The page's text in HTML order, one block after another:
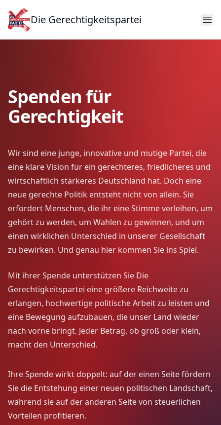
Die Gerechtigkeitspartei
Spenden für
Gerechtigkeit
Wir sind eine junge, innovative und mutige Partei, die
eine klare Vision für ein gerechteres, friedlicheres und
wirtschaftlich stärkeres Deutschland hat. Doch eine
neue gerechte Politik entsteht nicht von allein. Sie
erfordert Menschen, die ihr eine Stimme verleihen, um
gehört zu werden, um Wahlen zu gewinnen, und um
einen wirklichen Unterschied in unserer Gesellschaft
zu bewirken. Und genau hier kommen Sie ins Spiel.
Mit ihrer Spende unterstützen Sie Die
Gerechtigkeitspartei eine größere Reichweite zu
erlangen, hochwertige politische Arbeit zu leisten und
eine Bewegung aufzubauen, die unser Land wieder
nach vorne bringt. Jeder Betrag, ob groß oder klein,
macht den Unterschied.
Ihre Spende wirkt doppelt: auf der einen Seite fördern
Sie die Entstehung einer neuen politischen Landschaft,
während sie auf der anderen Seite von steuerlichen
Vorteilen profitieren.